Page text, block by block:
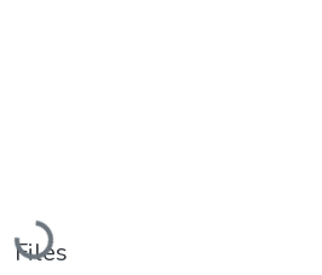
Loading...
Files